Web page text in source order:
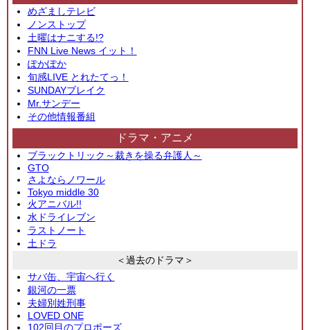
めざましテレビ
ノンストップ
土曜はナニする!?
FNN Live News イット！
ぽかぽか
旬感LIVE とれたてっ！
SUNDAYブレイク
Mr.サンデー
その他情報番組
ドラマ・アニメ
ブラックトリック～裁きを操る弁護人～
GTO
さよならノワール
Tokyo middle 30
火アニバル!!
水ドライレブン
ラストノート
土ドラ
＜過去のドラマ＞
サバ缶、宇宙へ行く
銀河の一票
夫婦別姓刑事
LOVED ONE
102回目のプロポーズ